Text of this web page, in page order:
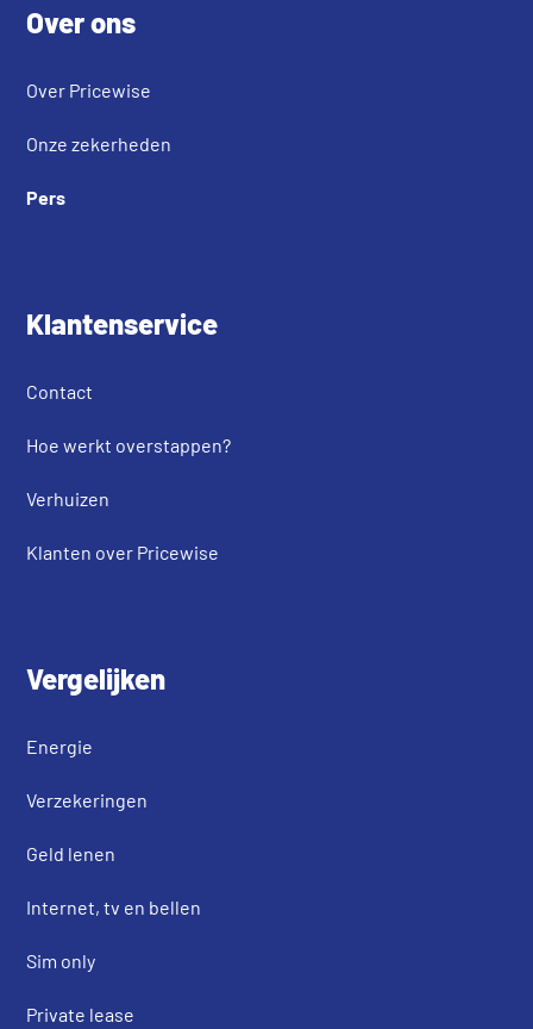
Over ons
Over Pricewise
Onze zekerheden
Pers
Klantenservice
Contact
Hoe werkt overstappen?
Verhuizen
Klanten over Pricewise
Vergelijken
Energie
Verzekeringen
Geld lenen
Internet, tv en bellen
Sim only
Private lease